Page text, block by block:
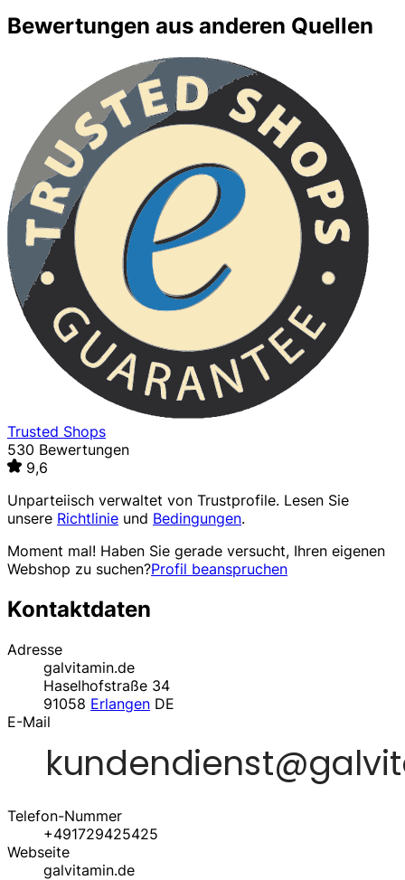
Bewertungen aus anderen Quellen
Trusted Shops
530 Bewertungen
9,6
Unparteiisch verwaltet von Trustprofile. Lesen Sie
unsere Richtlinie und Bedingungen.
Moment mal! Haben Sie gerade versucht, Ihren eigenen
Webshop zu suchen?Profil beanspruchen
Kontaktdaten
Adresse
galvitamin.de
Haselhofstraße 34
91058 Erlangen DE
E-Mail
Telefon-Nummer
+491729425425
Webseite
galvitamin.de